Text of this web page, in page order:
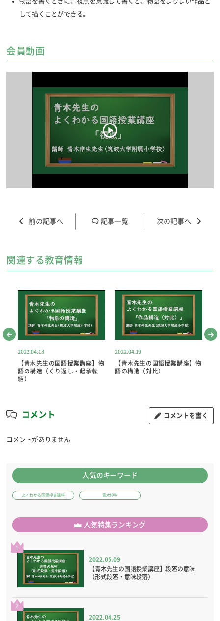
して描くことができる。
会員動画
記事一覧
関連する教育情報
2022.04.18
【青木先生の国語授業講座】物
語の構造（くり返し・起承転
結）
2022.04.19
【青木先生の国語授業講座】物
語の構造（対比）
コメント コメントを書く
コメントがありません
人気のキーワード
よくわかる国語授業講座 青木伸生
人気特集ランキング
1
2022.05.09
【青木先生の国語授業講座】段落の意味
（形式段落・意味段落）
2
2022.04.25